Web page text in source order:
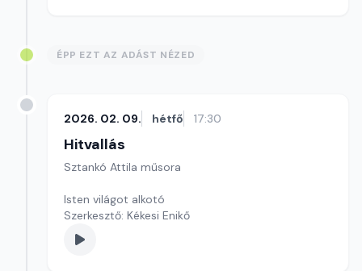
ÉPP EZT AZ ADÁST NÉZED
2026. 02. 09. hétfő 17:30
Hitvallás
Sztankó Attila műsora
Isten világot alkotó
Szerkesztő: Kékesi Enikő